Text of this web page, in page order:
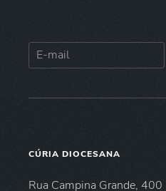
CÚRIA DIOCESANA
Rua Campina Grande, 400